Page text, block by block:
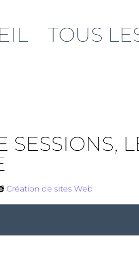
TOUS
Création de sites Web